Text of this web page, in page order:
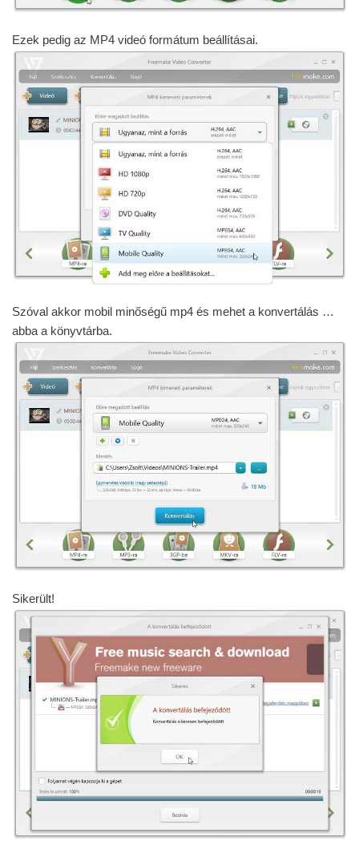
Ezek pedig az MP4 videó formátum beállításai.
Szóval akkor mobil minőségű mp4 és mehet a konvertálás …
abba a könyvtárba.
Sikerült!